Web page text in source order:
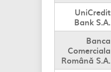
UniCredit
Bank S.A.
Banca
Comerciala
Română S.A.